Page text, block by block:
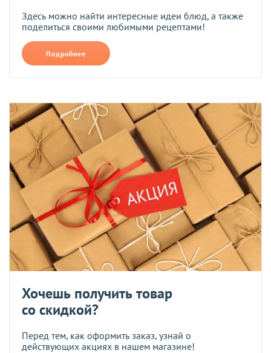
Здесь можно найти интересные идеи блюд, а также
поделиться своими любимыми рецептами!
Подробнее
Хочешь получить товар
со скидкой?
Перед тем, как оформить заказ, узнай о
действующих акциях в нашем магазине!